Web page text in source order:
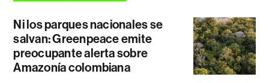
Ni los parques nacionales se
salvan: Greenpeace emite
preocupante alerta sobre
Amazonía colombiana